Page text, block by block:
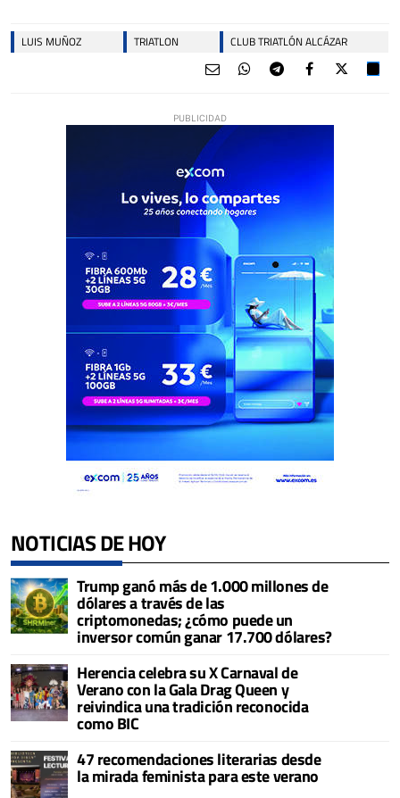
LUIS MUÑOZ TRIATLON CLUB TRIATLÓN ALCÁZAR
NOTICIAS DE HOY
Trump ganó más de 1.000 millones de
dólares a través de las
criptomonedas; ¿cómo puede un
inversor común ganar 17.700 dólares?
Herencia celebra su X Carnaval de
Verano con la Gala Drag Queen y
reivindica una tradición reconocida
como BIC
47 recomendaciones literarias desde
la mirada feminista para este verano